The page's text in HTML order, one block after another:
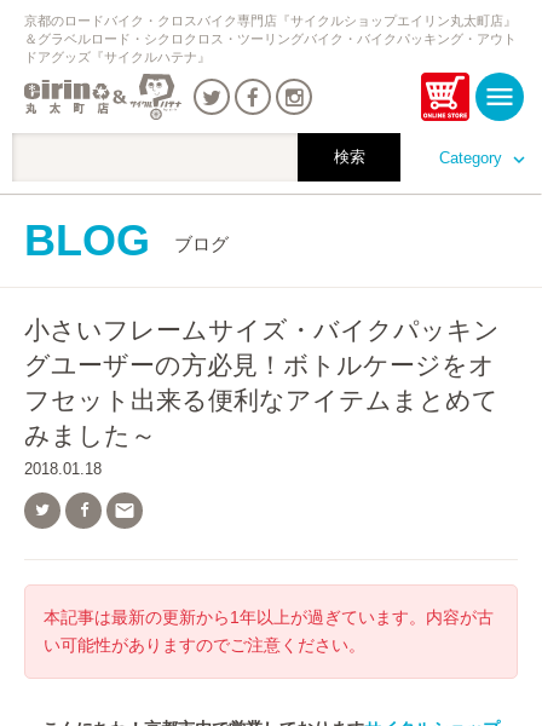
Category
京都のロードバイク・クロスバイク専門店『サイクルショップエイリン丸太町店』
＆グラベルロード・シクロクロス・ツーリングバイク・バイクパッキング・アウト
ドアグッズ『サイクルハテナ』
BLOG ブログ
小さいフレームサイズ・バイクパッキン
グユーザーの方必見！ボトルケージをオ
フセット出来る便利なアイテムまとめて
みました～
2018.01.18

本記事は最新の更新から1年以上が過ぎています。内容が古
い可能性がありますのでご注意ください。